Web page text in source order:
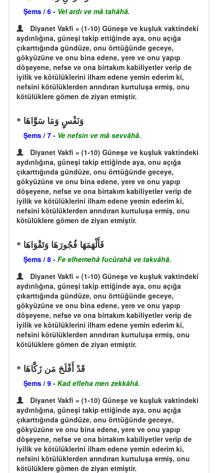
Şems / 6 - Vel ardı ve mâ tahâhâ.
Diyanet Vakfi = (1-10) Güneşe ve kuşluk vaktindeki
aydınlığına, güneşi takip ettiğinde aya, onu açığa
çıkarttığında gündüze, onu örttüğünde geceye,
gökyüzüne ve onu bina edene, yere ve onu yapıp
döşeyene, nefse ve ona birtakım kabiliyetler verip de
iyilik ve kötülüklerini ilham edene yemin ederim ki,
nefsini kötülüklerden arındıran kurtuluşa ermiş, onu
kötülüklere gömen de ziyan etmiştir.
وَنَفْسٍ وَمَا سَوَّاهَا
Şems / 7 - Ve nefsin ve mâ sevvâhâ.
Diyanet Vakfi = (1-10) Güneşe ve kuşluk vaktindeki
aydınlığına, güneşi takip ettiğinde aya, onu açığa
çıkarttığında gündüze, onu örttüğünde geceye,
gökyüzüne ve onu bina edene, yere ve onu yapıp
döşeyene, nefse ve ona birtakım kabiliyetler verip de
iyilik ve kötülüklerini ilham edene yemin ederim ki,
nefsini kötülüklerden arındıran kurtuluşa ermiş, onu
kötülüklere gömen de ziyan etmiştir.
فَأَلْهَمَهَا فُجُورَهَا وَتَقْوَاهَا
Şems / 8 - Fe elhemehâ fucûrahâ ve takvâhâ.
Diyanet Vakfi = (1-10) Güneşe ve kuşluk vaktindeki
aydınlığına, güneşi takip ettiğinde aya, onu açığa
çıkarttığında gündüze, onu örttüğünde geceye,
gökyüzüne ve onu bina edene, yere ve onu yapıp
döşeyene, nefse ve ona birtakım kabiliyetler verip de
iyilik ve kötülüklerini ilham edene yemin ederim ki,
nefsini kötülüklerden arındıran kurtuluşa ermiş, onu
kötülüklere gömen de ziyan etmiştir.
قَدْ أَفْلَحَ مَن زَكَّاهَا
Şems / 9 - Kad efleha men zekkâhâ.
Diyanet Vakfi = (1-10) Güneşe ve kuşluk vaktindeki
aydınlığına, güneşi takip ettiğinde aya, onu açığa
çıkarttığında gündüze, onu örttüğünde geceye,
gökyüzüne ve onu bina edene, yere ve onu yapıp
döşeyene, nefse ve ona birtakım kabiliyetler verip de
iyilik ve kötülüklerini ilham edene yemin ederim ki,
nefsini kötülüklerden arındıran kurtuluşa ermiş, onu
kötülüklere gömen de ziyan etmiştir.